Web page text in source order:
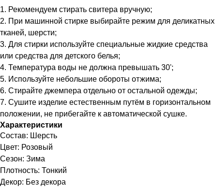
1. Рекомендуем стирать свитера вручную;
2. При машинной стирке выбирайте режим для деликатных
тканей, шерсти;
3. Для стирки используйте специальные жидкие средства
или средства для детского белья;
4. Температура воды не должна превышать 30';
5. Используйте небольшие обороты отжима;
6. Стирайте джемпера отдельно от остальной одежды;
7. Сушите изделие естественным путём в горизонтальном
положении, не прибегайте к автоматической сушке.
Характеристики
Состав: Шерсть
Цвет: Розовый
Сезон: Зима
Плотность: Тонкий
Декор: Без декора